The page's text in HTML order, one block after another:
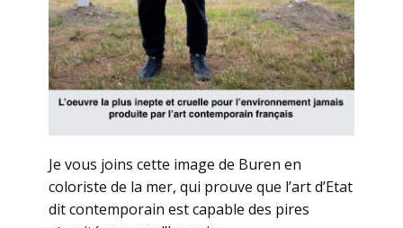
Je vous joins cette image de Buren en
coloriste de la mer, qui prouve que l’art d’Etat
dit contemporain est capable des pires